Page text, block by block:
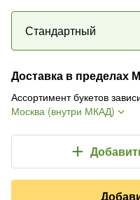
Стандартный
Доставка в пределах
Ассортимент букетов
Москва (внутри МКАД)